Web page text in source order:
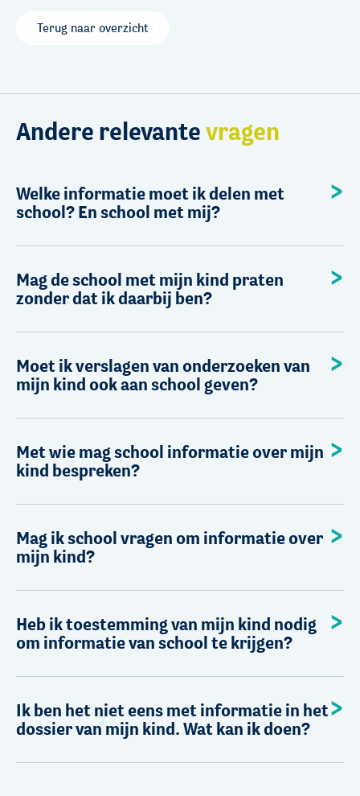
Terug naar overzicht
Andere relevantevragen
Welke informatie moet ik delen met
school? En school met mij?
Mag de school met mijn kind praten
zonder dat ik daarbij ben?
Moet ik verslagen van onderzoeken van
mijn kind ook aan school geven?
Met wie mag school informatie over mijn
kind bespreken?
Mag ik school vragen om informatie over
mijn kind?
Heb ik toestemming van mijn kind nodig
om informatie van school te krijgen?
Ik ben het niet eens met informatie in het
dossier van mijn kind. Wat kan ik doen?